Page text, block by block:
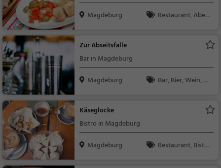
Magdeburg
Restaurant, Aben
ch, Meeresfrüchte, Fi
Zur Abseitsfalle
Bar in Magdeburg
Magdeburg
Bar, Bier, Wein, Sn
Käseglocke
Bistro in Magdeburg
Magdeburg
Restaurant, Bistr